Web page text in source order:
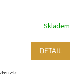
Skladem
DETAIL